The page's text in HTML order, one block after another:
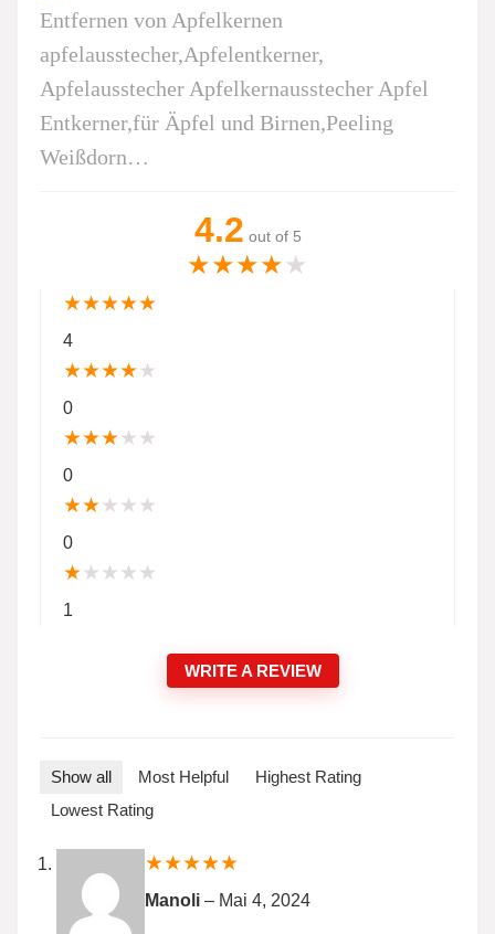
Entfernen von Apfelkernen
apfelausstecher,Apfelentkerner,
Apfelausstecher Apfelkernausstecher Apfel
Entkerner,für Äpfel und Birnen,Peeling
Weißdorn…
4.2 out of 5
★★★★★
★★★★★
4
★★★★★
0
★★★★ ★
0
★★★ ★ ★
0
★★ ★ ★ ★
1
WRITE A REVIEW
Show all Most Helpful
Highest Rating
Lowest Rating
★★★★★
Manoli – Mai 4, 2024